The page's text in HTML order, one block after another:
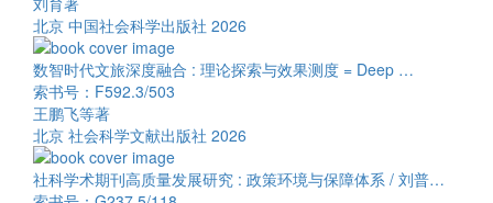
北京 中国社会科学出版社 2026
数智时代文旅深度融合 : 理论探索与效果测度 = Deep …
索书号：F592.3/503
王鹏飞等著
北京 社会科学文献出版社 2026
社科学术期刊高质量发展研究 : 政策环境与保障体系 / 刘普…